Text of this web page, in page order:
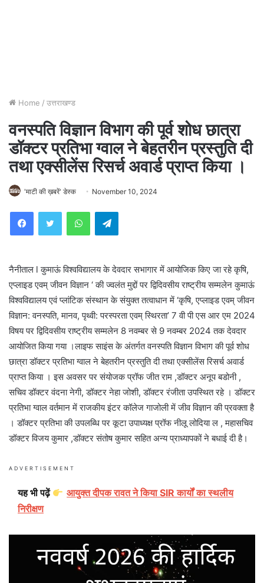
Home / उत्तराखण्ड
वनस्पति विज्ञान विभाग की पूर्व शोध छात्रा
डॉक्टर प्रतिभा ग्वाल ने बेहतरीन प्रस्तुति दी
तथा एक्सीलेंस रिसर्च अवार्ड प्राप्त किया ।
'माटी की ख़बरें' डेस्क November 10, 2024
WhatsAppTelegram
नैनीताल l कुमाऊं विश्वविद्यालय के देवदार सभागार में आयोजिक किए जा रहे कृषि,
एप्लाइड एवम् जीवन विज्ञान ‘ की ज्वलंत मुद्दों पर द्विदिवसीय राष्ट्रीय सम्मलेन कुमाऊं
विश्वविद्यालय एवं प्लांटिक संस्थान के संयुक्त तत्वाधान में ‘कृषि, एप्लाइड एवम् जीवन
विज्ञान: वनस्पति, मानव, पृथ्वी: परस्परता एवम् स्थिरता’ 7 वी पी एस आर एम 2024
विषय पर द्विदिवसीय राष्ट्रीय सम्मलेन 8 नवम्बर से 9 नवम्बर 2024 तक देवदार
आयोजित किया गया ।लाइफ साइंस के अंतर्गत वनस्पति विज्ञान विभाग की पूर्व शोध
छात्रा डॉक्टर प्रतिभा ग्वाल ने बेहतरीन प्रस्तुति दी तथा एक्सीलेंस रिसर्च अवार्ड
प्राप्त किया । इस अवसर पर संयोजक प्रॉफ जीत राम ,डॉक्टर अनूप बडोनी ,
सचिव डॉक्टर वंदना नेगी, डॉक्टर नेहा जोशी, डॉक्टर रंजीता उपस्थित रहे । डॉक्टर
प्रतिभा ग्वाल वर्तमान में राजकीय इंटर कॉलेज गाजोली में जीव विज्ञान की प्रवक्ता है
। डॉक्टर प्रतिभा की उपलब्धि पर कूटा उपाध्यक्ष प्रॉफ नीलू लोदिया ल , महासचिव
डॉक्टर विजय कुमार ,डॉक्टर संतोष कुमार सहित अन्य प्राध्यापकों ने बधाई दी है।
ADVERTISEMENT
यह भी पढ़ें
आयुक्त दीपक रावत ने किया SIR कार्यों का स्थलीय
निरीक्षण